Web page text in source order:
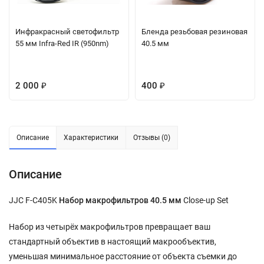
Инфракрасный светофильтр
55 мм Infra-Red IR (950nm)
2 000 ₽
Бленда резьбовая резиновая
40.5 мм
400 ₽
Описание Характеристики Отзывы (0)
Описание
JJC F-C405K Набор макрофильтров 40.5 мм Close-up Set
Набор из четырёх макрофильтров превращает ваш
стандартный объектив в настоящий макрообъектив,
уменьшая минимальное расстояние от объекта съемки до